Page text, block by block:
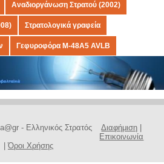
Αναδιοργάνωση Στρατού (2002)
Στρατολογικά γραφεία
Γεφυροφόρα M-48A5 AVLB
- Ελληνικός Στρατός Διαφήμιση |
Επικοινωνία
|Όροι Χρήσης